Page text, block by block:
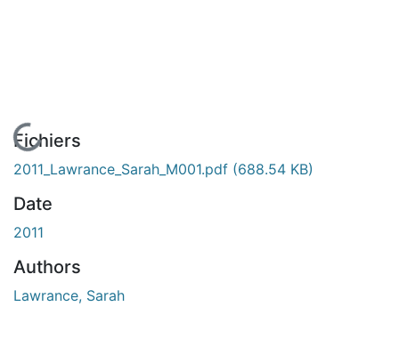
En cours de chargement...
Fichiers
2011_Lawrance_Sarah_M001.pdf (688.54 KB)
Date
2011
Authors
Lawrance, Sarah